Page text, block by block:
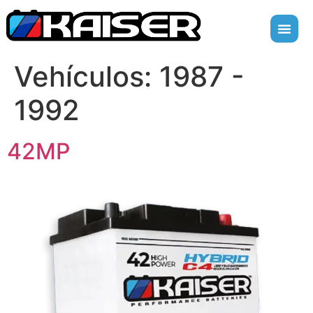
Vehículos: 1987 -
1992
42MP